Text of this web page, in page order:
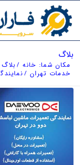
بلاگ
مکان شما: خانه /بلاگ
خدمات تهران /